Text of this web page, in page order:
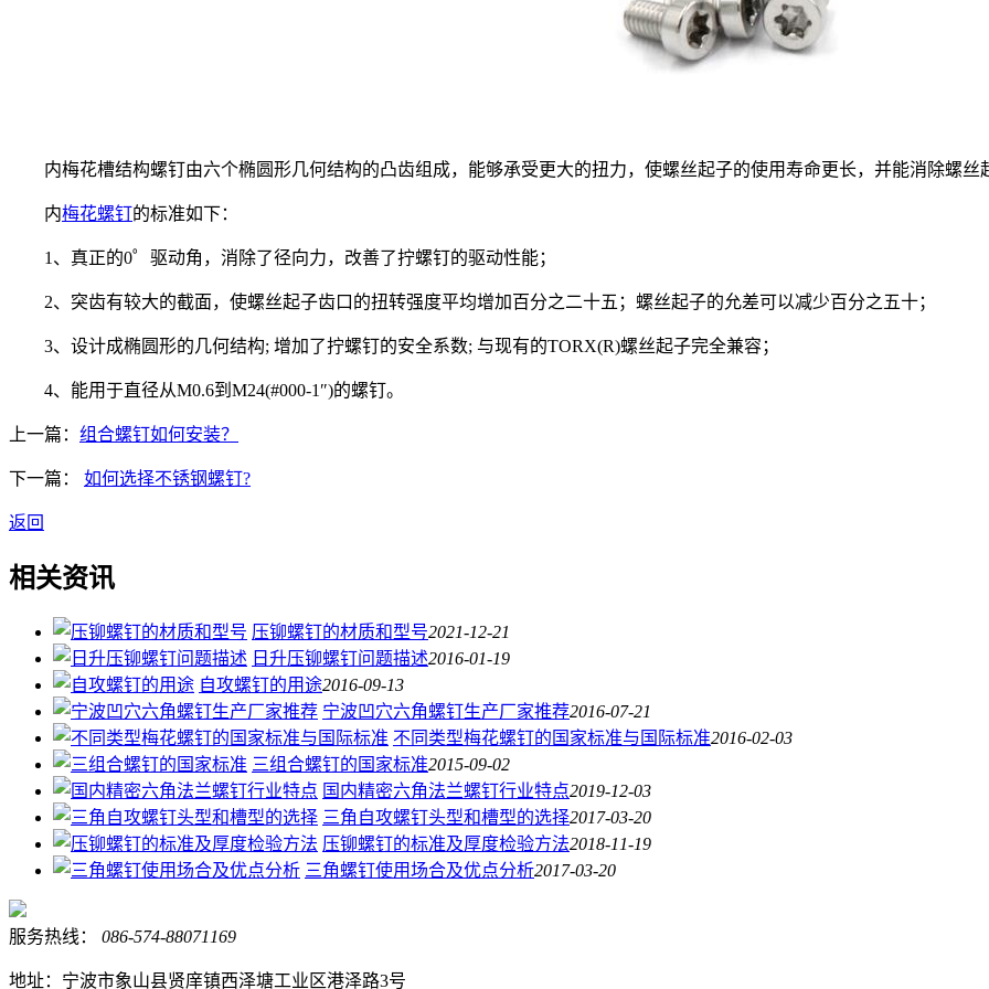
内梅花槽结构螺钉由六个椭圆形几何结构的凸齿组成，能够承受更大的扭力，使螺丝起子的使用寿命更长，并能消除螺丝
内梅花螺钉的标准如下：
1、真正的0゜驱动角，消除了径向力，改善了拧螺钉的驱动性能；
2、突齿有较大的截面，使螺丝起子齿口的扭转强度平均增加百分之二十五；螺丝起子的允差可以减少百分之五十；
3、设计成椭圆形的几何结构; 增加了拧螺钉的安全系数; 与现有的TORX(R)螺丝起子完全兼容；
4、能用于直径从M0.6到M24(#000-1″)的螺钉。
上一篇： 组合螺钉如何安装？
下一篇： 如何选择不锈钢螺钉?
返回
相关资讯
压铆螺钉的材质和型号2021-12-21
日升压铆螺钉问题描述2016-01-19
自攻螺钉的用途2016-09-13
宁波凹穴六角螺钉生产厂家推荐2016-07-21
不同类型梅花螺钉的国家标准与国际标准2016-02-03
三组合螺钉的国家标准2015-09-02
国内精密六角法兰螺钉行业特点2019-12-03
三角自攻螺钉头型和槽型的选择2017-03-20
压铆螺钉的标准及厚度检验方法2018-11-19
三角螺钉使用场合及优点分析2017-03-20
服务热线： 086-574-88071169
地址：宁波市象山县贤庠镇西泽塘工业区港泽路3号